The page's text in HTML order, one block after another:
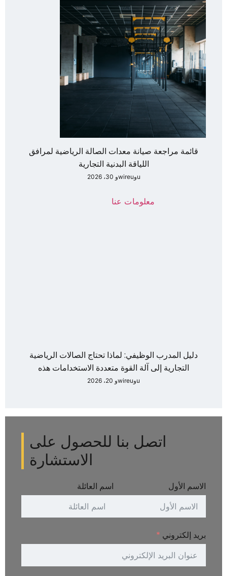
قائمة مراجعة صيانة معدات الصالة الرياضية لمرافق
اللياقة البدنية التجارية
uوwireuو 30، 2026
دليل المدرب الوظيفي: لماذا تحتاج الصالات الرياضية
التجارية إلى آلة القوة متعددة الاستخدامات هذه
uوwireuو 20، 2026
اتصل بنا للحصول على
الاستشارة
الاسم الأول اسم العائلة
بريد إلكتروني